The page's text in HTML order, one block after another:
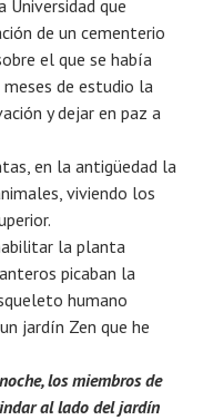
que
de un cementerio
el que se había
de estudio la
y dejar en paz a
en la antigüedad la
viviendo los
la planta
picaban la
humano
jardín Zen que he
los miembros de
al lado del jardín